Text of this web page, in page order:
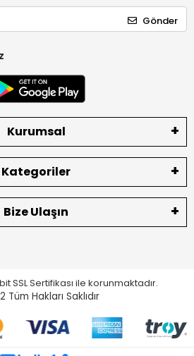
Gönder
Kurumsal
Kategoriler
Bize Ulaşın
SSL Sertifikası ile korunmaktadır.
Tüm Hakları Saklıdır